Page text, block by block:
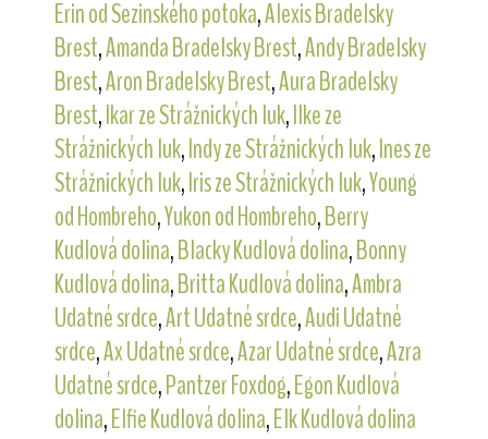
Erin od Sezinského potoka,Alexis Bradelsky
Brest,Amanda Bradelsky Brest,Andy Bradelsky
Brest,Aron Bradelsky Brest,Aura Bradelsky
Brest,Ikar ze Strážnických luk,Ilke ze
Strážnických luk,Indy ze Strážnických luk,Ines ze
Strážnických luk,Iris ze Strážnických luk,Young
od Hombreho,Yukon od Hombreho,Berry
Kudlová dolina,Blacky Kudlová dolina,Bonny
Kudlová dolina,Britta Kudlová dolina,Ambra
Udatné srdce,Art Udatné srdce,Audi Udatné
srdce,Ax Udatné srdce,Azar Udatné srdce,Azra
Udatné srdce,Pantzer Foxdog,Egon Kudlová
dolina,Elfie Kudlová dolina,Elk Kudlová dolina